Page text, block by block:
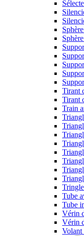
Tirant
Tirant
Train
Tube
Tube
Vérin
Vérin
Volant